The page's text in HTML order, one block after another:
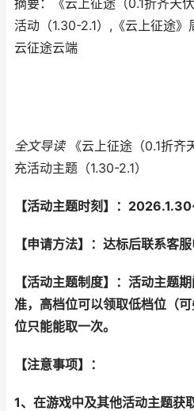
摘要：《云上征途（0.1折齐天
活动（1.30-2.1）,《云上征途
云征途云端
全文导读《云上征途（0.1折齐
充活动主题（1.30-2.1）
【活动主题时刻】：2026.1.30
【申请方法】：达标后联系客
【活动主题制度】：活动主题
准，高档位可以领取低档位（
位只能能取一次。
【注意事项】：
1、在游戏中及其他活动主题获